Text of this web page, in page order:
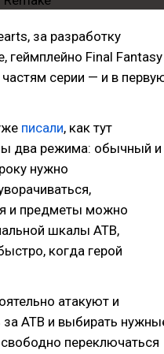
за разработку
геймплейно Final Fantasy
серии — и в
писали, как тут
два режима: обычный и
нужно
и предметы можно
шкалы ATB,
когда герой
атакуют и
ATB и выбирать
переключаться